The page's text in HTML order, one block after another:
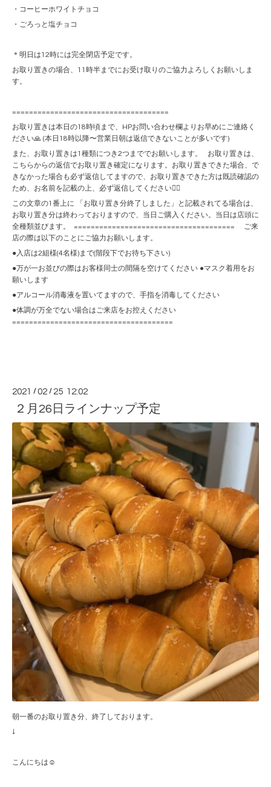
・コーヒーホワイトチョコ
・ごろっと塩チョコ
＊明日は12時には完全閉店予定です。
お取り置きの場合、11時半までにお受け取りのご協力よろしくお願いしま
す。
=====================================
お取り置きは本日の18時頃まで、HPお問い合わせ欄よりお早めにご連絡く
ださい🙏 (本日18時以降〜営業日朝は返信できないことが多いです)
また、お取り置きは1種類につき2つまででお願いします。 お取り置きは、
こちらからの返信でお取り置き確定になります。お取り置きできた場合、で
きなかった場合も必ず返信してますので、お取り置きできた方は既読確認の
ため、お名前を記載の上、必ず返信してください🙇‍♀️
この文章の1番上に 「お取り置き分終了しました」と記載されてる場合は、
お取り置き分は終わっておりますので、当日ご購入ください。当日は店頭に
全種類並びます。 ====================================== ご来
店の際は以下のことにご協力お願いします。
●入店は2組様(4名様)まで(階段下でお待ち下さい)
●万が一お並びの際はお客様同士の間隔を空けてください ●マスク着用をお
願いします
●アルコール消毒液を置いてますので、手指を消毒してください
●体調が万全でない場合はご来店をお控えください
======================================
2021 /02 / 25 12:02
２月26日ラインナップ予定
朝一番のお取り置き分、終了しております。
↓
こんにちは☺︎